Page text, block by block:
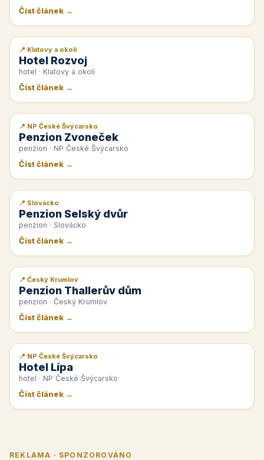
Číst článek →
📰 PR článek
📍 Klatovy a okolí
Hotel Rozvoj
hotel · Klatovy a okolí
Číst článek →
📰 PR článek
📍 NP České Švýcarsko
Penzion Zvoneček
penzion · NP České Švýcarsko
Číst článek →
📰 PR článek
📍 Slovácko
Penzion Selský dvůr
penzion · Slovácko
Číst článek →
📰 PR článek
📍 Český Krumlov
Penzion Thallerův dům
penzion · Český Krumlov
Číst článek →
📰 PR článek
📍 NP České Švýcarsko
Hotel Lípa
hotel · NP České Švýcarsko
Číst článek →
REKLAMA · SPONZOROVÁNO